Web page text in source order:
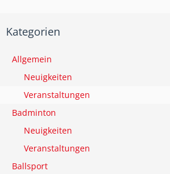
Kategorien
Allgemein
Neuigkeiten
Veranstaltungen
Badminton
Neuigkeiten
Veranstaltungen
Ballsport